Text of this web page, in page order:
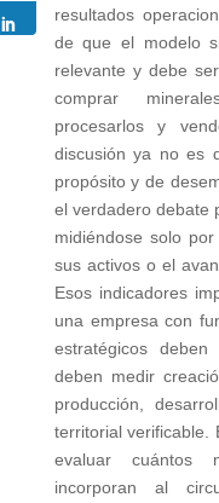
resultados
de que el modelo
relevante y debe
comprar
procesarlos y
discusión ya no es
propósito y de
el verdadero debate
midiéndose solo
sus activos o el
Esos indicadores
una empresa con
estratégicos
deben medir
producción,
territorial verificable.
evaluar cuántos
incorporan al